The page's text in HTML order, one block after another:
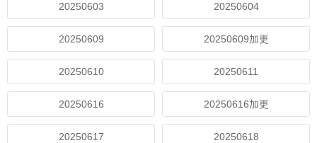
20250603 20250604
20250609 20250609加更
20250610 20250611
20250616 20250616加更
20250617 20250618